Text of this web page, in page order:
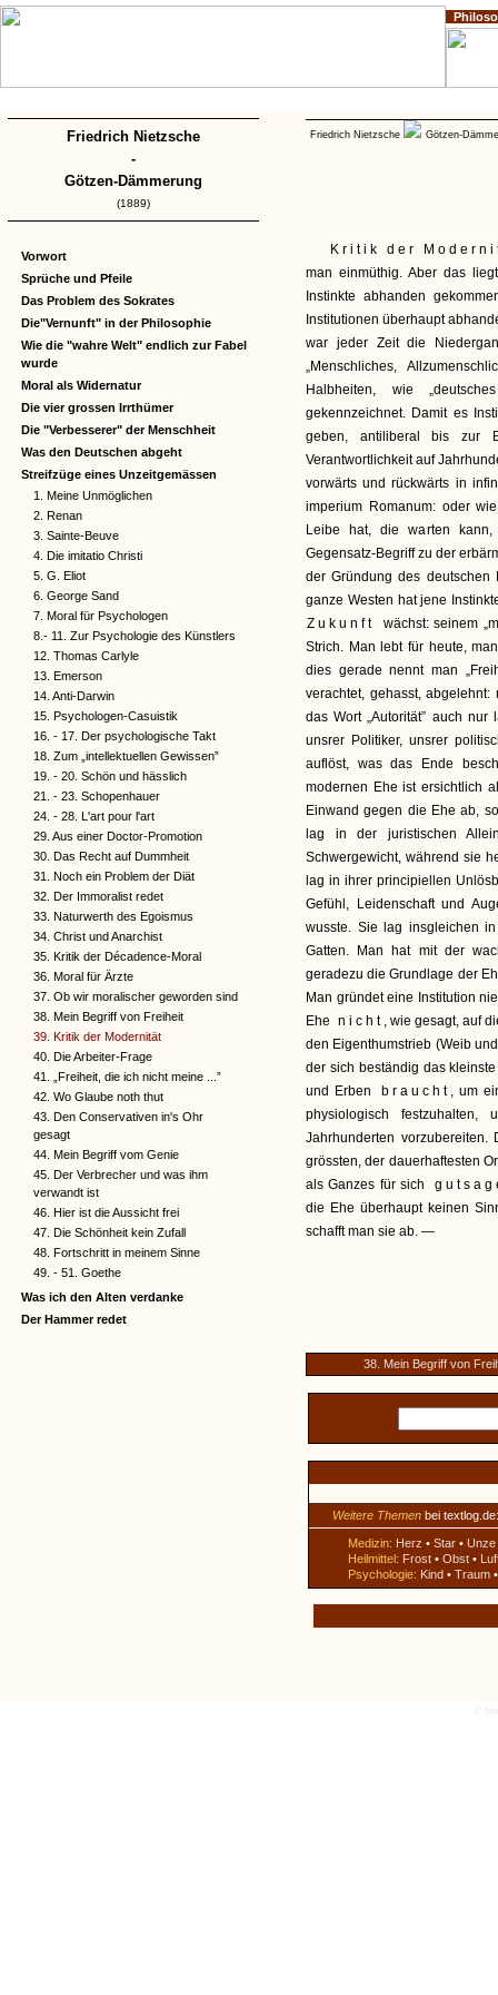
Friedrich Nietzsche
-
Götzen-Dämmerung
(1889)
Vorwort
Sprüche und Pfeile
Das Problem des Sokrates
Die"Vernunft" in der Philosophie
Wie die "wahre Welt" endlich zur Fabel
wurde
Moral als Widernatur
Die vier grossen Irrthümer
Die "Verbesserer" der Menschheit
Was den Deutschen abgeht
Streifzüge eines Unzeitgemässen
1. Meine Unmöglichen
2. Renan
3. Sainte-Beuve
4. Die imitatio Christi
5. G. Eliot
6. George Sand
7. Moral für Psychologen
8.- 11. Zur Psychologie des Künstlers
12. Thomas Carlyle
13. Emerson
14. Anti-Darwin
15. Psychologen-Casuistik
16. - 17. Der psychologische Takt
18. Zum „intellektuellen Gewissen”
19. - 20. Schön und hässlich
21. - 23. Schopenhauer
24. - 28. L'art pour l'art
29. Aus einer Doctor-Promotion
30. Das Recht auf Dummheit
31. Noch ein Problem der Diät
32. Der Immoralist redet
33. Naturwerth des Egoismus
34. Christ und Anarchist
35. Kritik der Décadence-Moral
36. Moral für Ärzte
37. Ob wir moralischer geworden sind
38. Mein Begriff von Freiheit
39. Kritik der Modernität
40. Die Arbeiter-Frage
41. „Freiheit, die ich nicht meine ...”
42. Wo Glaube noth thut
43. Den Conservativen in's Ohr
gesagt
44. Mein Begriff vom Genie
45. Der Verbrecher und was ihm
verwandt ist
46. Hier ist die Aussicht frei
47. Die Schönheit kein Zufall
48. Fortschritt in meinem Sinne
49. - 51. Goethe
Was ich den Alten verdanke
Der Hammer redet
Friedrich Nietzsche Götzen-
Kritik der
man einmüthig. Aber das
Instinkte abhanden
Institutionen überhaupt
war jeder Zeit die
„Menschliches,
Halbheiten, wie
gekennzeichnet. Damit es
geben, antiliberal bis zur
Verantwortlichkeit auf
vorwärts und rückwärts in
imperium Romanum: oder
Leibe hat, die warten
Gegensatz-Begriff zu der
der Gründung des deutschen
ganze Westen hat jene
Zukunft wächst: seinem
Strich. Man lebt für heute,
dies gerade nennt man
verachtet, gehasst,
das Wort „Autorität” auch
unsrer Politiker, unsrer
auflöst, was das Ende
modernen Ehe ist ersichtlich
Einwand gegen die Ehe ab,
lag in der juristischen
Schwergewicht, während sie
lag in ihrer principiellen
Gefühl, Leidenschaft und
wusste. Sie lag insgleichen
Gatten. Man hat mit der
geradezu die Grundlage der
Man gründet eine Institution
Ehe nicht , wie gesagt, auf
den Eigenthumstrieb (Weib
der sich beständig das
und Erben
braucht , um
physiologisch festzuhalten,
Jahrhunderten
grössten, der dauerhaftesten
als Ganzes für sich
die Ehe überhaupt keinen
schafft man sie ab. —
38. Mein Begriff von
Weitere Themen bei textlog.de:
Medizin: Herz • Star • Unze
Heilmittel: Frost • Obst •
Psychologie: Kind • Traum
©